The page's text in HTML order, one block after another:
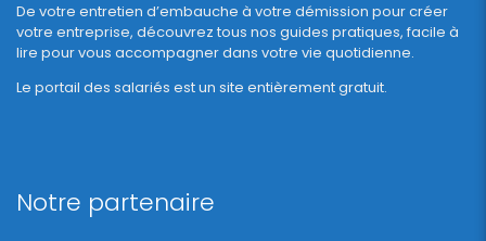
De votre entretien d’embauche à votre démission pour créer
votre entreprise, découvrez tous nos guides pratiques, facile à
lire pour vous accompagner dans votre vie quotidienne.
Le portail des salariés est un site entièrement gratuit.
Notre partenaire